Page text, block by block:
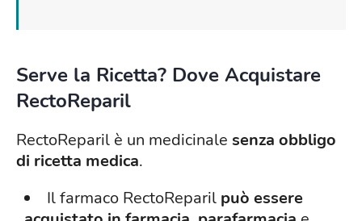
Serve la Ricetta? Dove Acquistare
RectoReparil
RectoReparil è un medicinale senza obbligo
di ricetta medica.
Il farmaco RectoReparil può essere